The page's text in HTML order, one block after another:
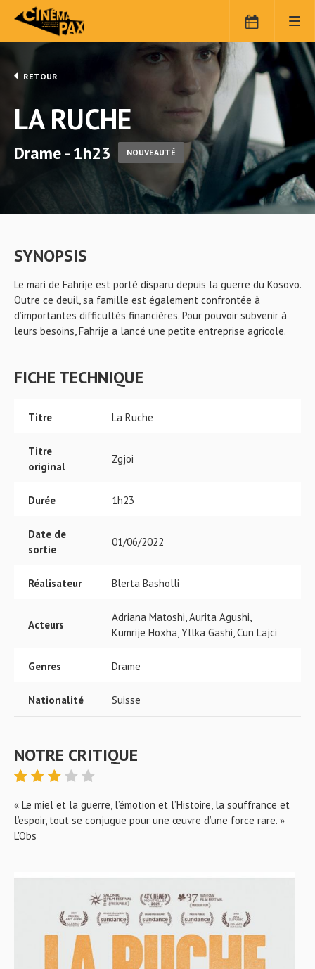
RETOUR
LA RUCHE
Drame - 1h23 NOUVEAUTÉ
SYNOPSIS
Le mari de Fahrije est porté disparu depuis la guerre du Kosovo.
Outre ce deuil, sa famille est également confrontée à
d’importantes difficultés financières. Pour pouvoir subvenir à
leurs besoins, Fahrije a lancé une petite entreprise agricole.
FICHE TECHNIQUE
Titre La Ruche
Titre
original
Zgjoi
Durée 1h23
Date de
sortie
01/06/2022
Réalisateur Blerta Basholli
Acteurs
Adriana Matoshi, Aurita Agushi,
Kumrije Hoxha, Yllka Gashi, Cun Lajci
Genres Drame
Nationalité Suisse
NOTRE CRITIQUE
« Le miel et la guerre, l’émotion et l’Histoire, la souffrance et
l’espoir, tout se conjugue pour une œuvre d’une force rare. »
L'Obs